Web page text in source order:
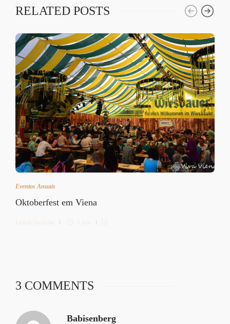
RELATED POSTS
Eventos Anuais
Oktoberfest em Viena
Letícia Diethelm 5 min
3 COMMENTS
Babisenberg